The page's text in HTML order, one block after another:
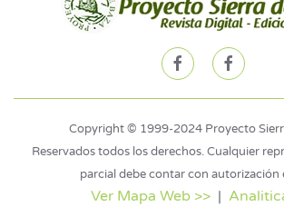
Copyright © 1999-2024 Proyecto
Reservados todos los derechos. Cualquier
parcial debe contar con autorización
Ver Mapa Web >>|